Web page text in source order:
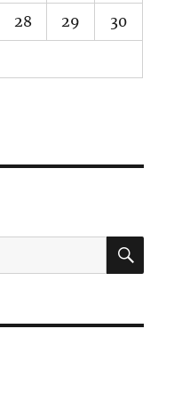
28 29 30